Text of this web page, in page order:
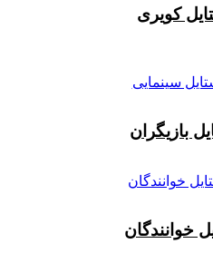
کویری
بازیگران
خوانندگان